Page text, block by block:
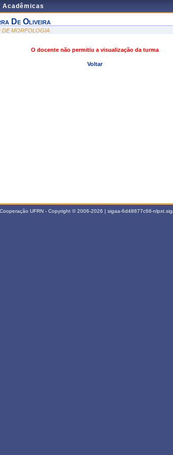
Acadêmicas
De Oliveira
DE MORFOLOGIA
O docente não permitiu a visualização da turma
Voltar
UFRN - Copyright © 2006-2026 | sigaa-6d48877c66-